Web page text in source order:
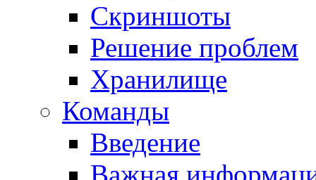
Скриншоты
Решение проблем
Хранилище
Команды
Введение